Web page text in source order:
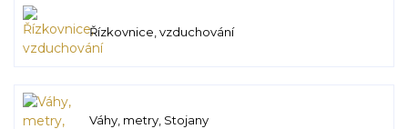
Řízkovnice, vzduchování
Váhy, metry, Stojany